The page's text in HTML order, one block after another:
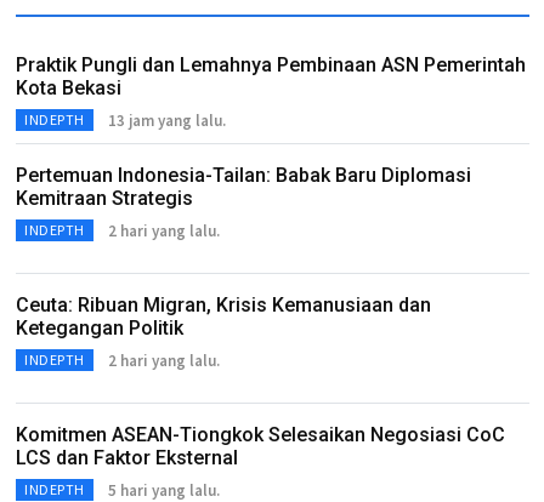
Praktik Pungli dan Lemahnya Pembinaan ASN Pemerintah
Kota Bekasi
INDEPTH 13 jam yang lalu.
Pertemuan Indonesia-Tailan: Babak Baru Diplomasi
Kemitraan Strategis
INDEPTH 2 hari yang lalu.
Ceuta: Ribuan Migran, Krisis Kemanusiaan dan
Ketegangan Politik
INDEPTH 2 hari yang lalu.
Komitmen ASEAN-Tiongkok Selesaikan Negosiasi CoC
LCS dan Faktor Eksternal
INDEPTH 5 hari yang lalu.